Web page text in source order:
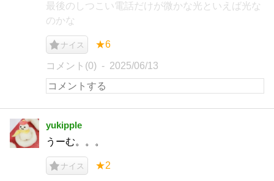
最後のしつこい電話だけが微かな光といえば光な
のかな
ナイス ★6
コメント(0) 2025/06/13
yukipple
うーむ。。。
ナイス ★2